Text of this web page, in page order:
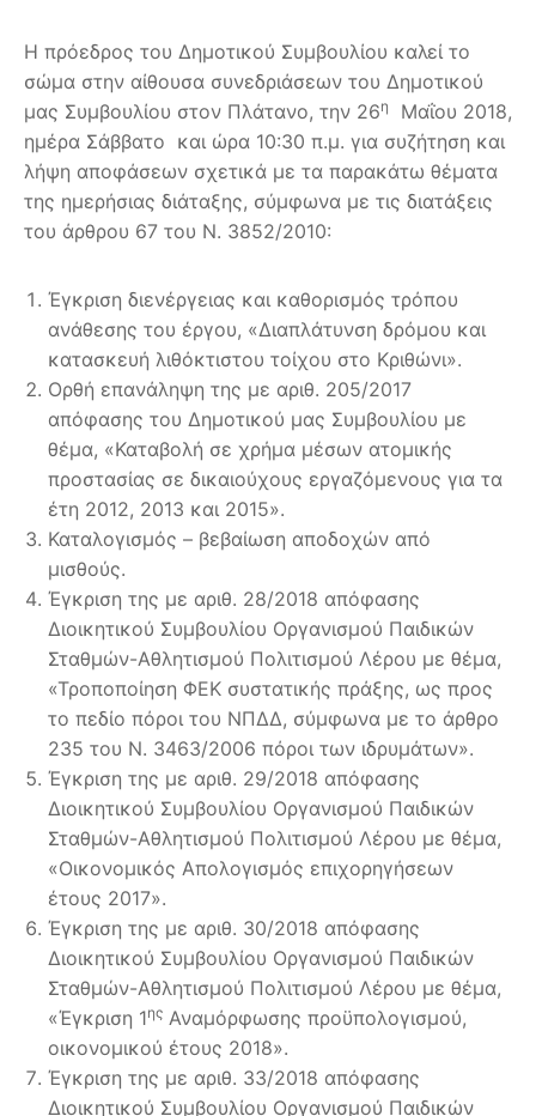
Η πρόεδρος του Δημοτικού Συμβουλίου καλεί το
σώμα στην αίθουσα συνεδριάσεων του Δημοτικού
μας Συμβουλίου στον Πλάτανο, την 26η
Μαΐου 2018,
ημέρα Σάββατο και ώρα 10:30 π.μ. για συζήτηση και
λήψη αποφάσεων σχετικά με τα παρακάτω θέματα
της ημερήσιας διάταξης, σύμφωνα με τις διατάξεις
του άρθρου 67 του Ν. 3852/2010:
Έγκριση διενέργειας και καθορισμός τρόπου
ανάθεσης του έργου, «Διαπλάτυνση δρόμου και
κατασκευή λιθόκτιστου τοίχου στο Κριθώνι».
Ορθή επανάληψη της με αριθ. 205/2017
απόφασης του Δημοτικού μας Συμβουλίου με
θέμα, «Καταβολή σε χρήμα μέσων ατομικής
προστασίας σε δικαιούχους εργαζόμενους για τα
έτη 2012, 2013 και 2015».
Καταλογισμός – βεβαίωση αποδοχών από
μισθούς.
Έγκριση της με αριθ. 28/2018 απόφασης
Διοικητικού Συμβουλίου Οργανισμού Παιδικών
Σταθμών-Αθλητισμού Πολιτισμού Λέρου με θέμα,
«Τροποποίηση ΦΕΚ συστατικής πράξης, ως προς
το πεδίο πόροι του ΝΠΔΔ, σύμφωνα με το άρθρο
235 του Ν. 3463/2006 πόροι των ιδρυμάτων».
Έγκριση της με αριθ. 29/2018 απόφασης
Διοικητικού Συμβουλίου Οργανισμού Παιδικών
Σταθμών-Αθλητισμού Πολιτισμού Λέρου με θέμα,
«Οικονομικός Απολογισμός επιχορηγήσεων
έτους 2017».
Έγκριση της με αριθ. 30/2018 απόφασης
Διοικητικού Συμβουλίου Οργανισμού Παιδικών
Σταθμών-Αθλητισμού Πολιτισμού Λέρου με θέμα,
«Έγκριση 1ης Αναμόρφωσης προϋπολογισμού,
οικονομικού έτους 2018».
Έγκριση της με αριθ. 33/2018 απόφασης
Διοικητικού Συμβουλίου Οργανισμού Παιδικών